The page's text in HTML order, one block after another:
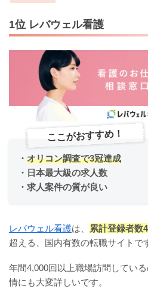
1位 レバウェル看護
ここがおすすめ！
・ オリコン調査で3冠達成
・日本最大級の求人数
・求人案件の質が良い
レバウェル看護は、 累計登録者数
超える、国内有数の転職サイトで
年間4,000回以上職場訪問してい
情にも大変詳しいです。